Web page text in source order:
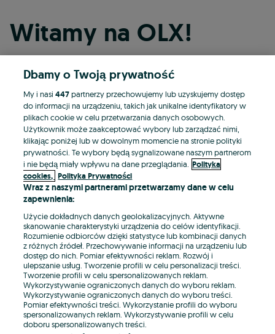
Witamy na OLX!
Kontynuuj przez Facebooka
Kontynuuj przez konto Apple
Kontynuuj przez konto Google
LUB
E-mail
Hasło
Dbamy o Twoją prywatność
My i nasi447partnerzy przechowujemy lub uzyskujemy dostęp
do informacji na urządzeniu, takich jak unikalne identyfikatory w
plikach cookie w celu przetwarzania danych osobowych.
Użytkownik może zaakceptować wybory lub zarządzać nimi,
klikając poniżej lub w dowolnym momencie na stronie polityki
prywatności. Te wybory będą sygnalizowane naszym partnerom
i nie będą miały wpływu na dane przeglądania. Polityka
cookies, Polityka Prywatności
Wraz z naszymi partnerami przetwarzamy dane w celu
zapewnienia:
Użycie dokładnych danych geolokalizacyjnych. Aktywne
skanowanie charakterystyki urządzenia do celów identyfikacji.
Rozumienie odbiorców dzięki statystyce lub kombinacji danych
z różnych źródeł. Przechowywanie informacji na urządzeniu lub
dostęp do nich. Pomiar efektywności reklam. Rozwój i
ulepszanie usług. Tworzenie profili w celu personalizacji treści.
Tworzenie profili w celu spersonalizowanych reklam.
Wykorzystywanie ograniczonych danych do wyboru reklam.
Wykorzystywanie ograniczonych danych do wyboru treści.
Pomiar efektywności treści. Wykorzystanie profili do wyboru
spersonalizowanych reklam. Wykorzystywanie profili w celu
doboru spersonalizowanych treści.